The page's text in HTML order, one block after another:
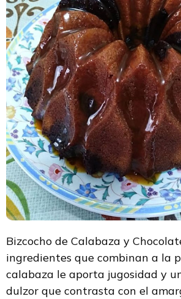
Bizcocho de Calabaza y
ingredientes que combinan a la
calabaza le aporta jugosidad y
dulzor que contrasta con el